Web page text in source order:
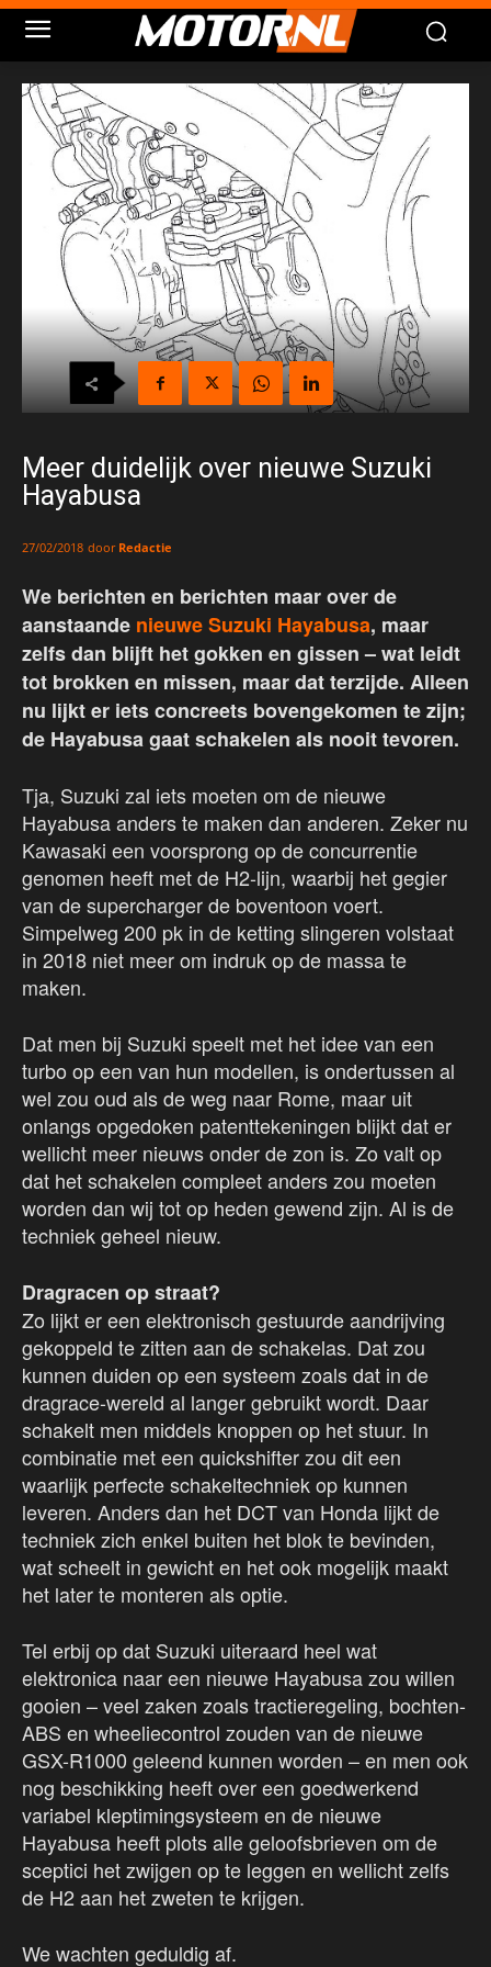
Meer duidelijk over nieuwe Suzuki
Hayabusa
27/02/2018 door Redactie
We berichten en berichten maar over de
aanstaande nieuwe Suzuki Hayabusa, maar
zelfs dan blijft het gokken en gissen – wat leidt
tot brokken en missen, maar dat terzijde. Alleen
nu lijkt er iets concreets bovengekomen te zijn;
de Hayabusa gaat schakelen als nooit tevoren.
Tja, Suzuki zal iets moeten om de nieuwe
Hayabusa anders te maken dan anderen. Zeker nu
Kawasaki een voorsprong op de concurrentie
genomen heeft met de H2-lijn, waarbij het gegier
van de supercharger de boventoon voert.
Simpelweg 200 pk in de ketting slingeren volstaat
in 2018 niet meer om indruk op de massa te
maken.
Dat men bij Suzuki speelt met het idee van een
turbo op een van hun modellen, is ondertussen al
wel zou oud als de weg naar Rome, maar uit
onlangs opgedoken patenttekeningen blijkt dat er
wellicht meer nieuws onder de zon is. Zo valt op
dat het schakelen compleet anders zou moeten
worden dan wij tot op heden gewend zijn. Al is de
techniek geheel nieuw.
Dragracen op straat?
Zo lijkt er een elektronisch gestuurde aandrijving
gekoppeld te zitten aan de schakelas. Dat zou
kunnen duiden op een systeem zoals dat in de
dragrace-wereld al langer gebruikt wordt. Daar
schakelt men middels knoppen op het stuur. In
combinatie met een quickshifter zou dit een
waarlijk perfecte schakeltechniek op kunnen
leveren. Anders dan het DCT van Honda lijkt de
techniek zich enkel buiten het blok te bevinden,
wat scheelt in gewicht en het ook mogelijk maakt
het later te monteren als optie.
Tel erbij op dat Suzuki uiteraard heel wat
elektronica naar een nieuwe Hayabusa zou willen
gooien – veel zaken zoals tractieregeling, bochten-
ABS en wheeliecontrol zouden van de nieuwe
GSX-R1000 geleend kunnen worden – en men ook
nog beschikking heeft over een goedwerkend
variabel kleptimingsysteem en de nieuwe
Hayabusa heeft plots alle geloofsbrieven om de
sceptici het zwijgen op te leggen en wellicht zelfs
de H2 aan het zweten te krijgen.
We wachten geduldig af.